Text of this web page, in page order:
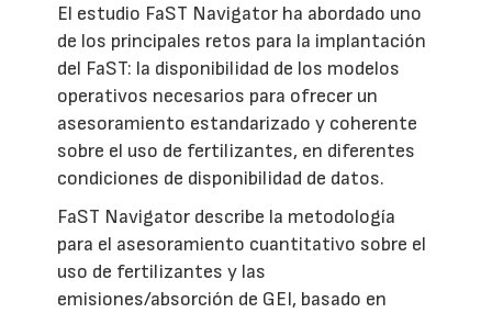
El estudio FaST Navigator ha abordado uno
de los principales retos para la implantación
del FaST: la disponibilidad de los modelos
operativos necesarios para ofrecer un
asesoramiento estandarizado y coherente
sobre el uso de fertilizantes, en diferentes
condiciones de disponibilidad de datos.
FaST Navigator describe la metodología
para el asesoramiento cuantitativo sobre el
uso de fertilizantes y las
emisiones/absorción de GEI, basado en